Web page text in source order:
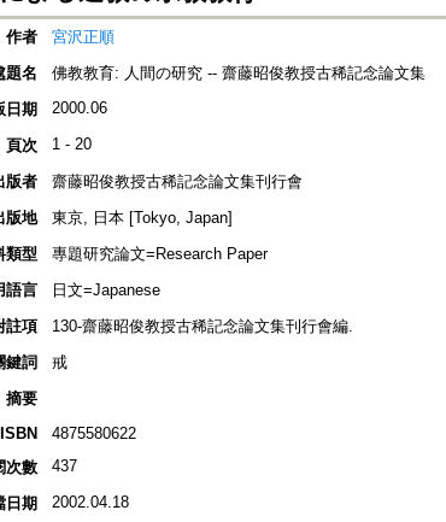
作者
宮沢正順
題名
佛教教育: 人間の研究 -- 齋藤昭俊教授古稀記念論文集
日期
2000.06
頁次 1 - 20
版者
齋藤昭俊教授古稀記念論文集刊行會
版地
東京, 日本 [Tokyo, Japan]
類型
專題研究論文=Research Paper
語言
日文=Japanese
註項
130-齋藤昭俊教授古稀記念論文集刊行會編.
鍵詞
戒
摘要
ISBN
4875580622
次數
437
日期 2002.04.18